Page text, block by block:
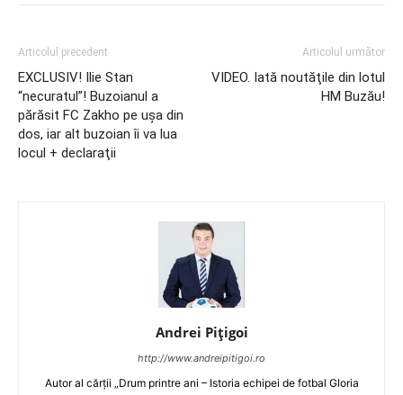
Articolul precedent
EXCLUSIV! Ilie Stan
“necuratul”! Buzoianul a
părăsit FC Zakho pe uşa din
dos, iar alt buzoian îi va lua
locul + declaraţii
Articolul următor
VIDEO. Iată noutăţile din lotul
HM Buzău!
Andrei Pițigoi
http://www.andreipitigoi.ro
Autor al cărţii „Drum printre ani – Istoria echipei de fotbal Gloria